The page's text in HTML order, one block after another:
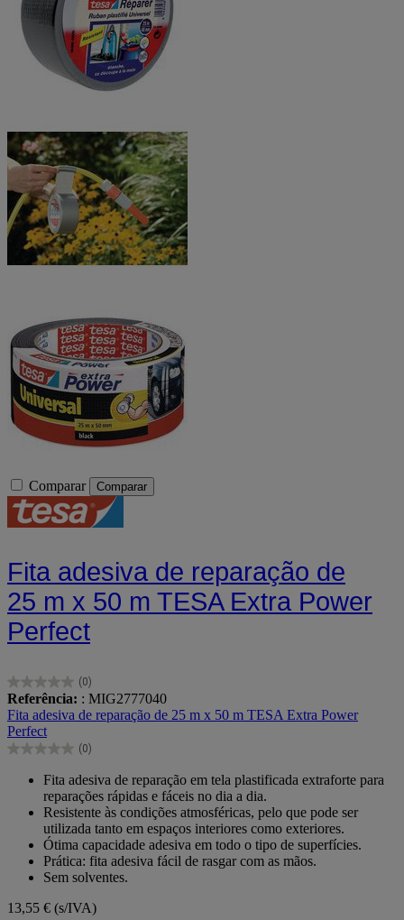
Comparar Comparar
Fita adesiva de reparação de
25 m x 50 m TESA Extra Power
Perfect
(0)
0.0
em
5
estrelas.
Referência: : MIG2777040
Fita adesiva de reparação de 25 m x 50 m TESA Extra Power
Perfect
(0)
0.0
estrelas.
Fita adesiva de reparação em tela plastificada extraforte para
reparações rápidas e fáceis no dia a dia.
Resistente às condições atmosféricas, pelo que pode ser
utilizada tanto em espaços interiores como exteriores.
Ótima capacidade adesiva em todo o tipo de superfícies.
Prática: fita adesiva fácil de rasgar com as mãos.
Sem solventes.
13,55 € (s/IVA)